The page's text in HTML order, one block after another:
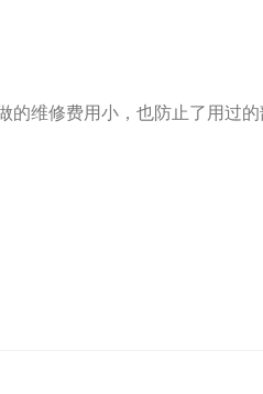
维修费用小，也防止了用过